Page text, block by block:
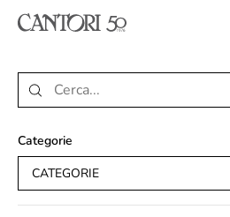
Categorie
CATEGORIE